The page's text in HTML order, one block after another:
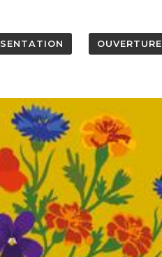
OUVERTURE